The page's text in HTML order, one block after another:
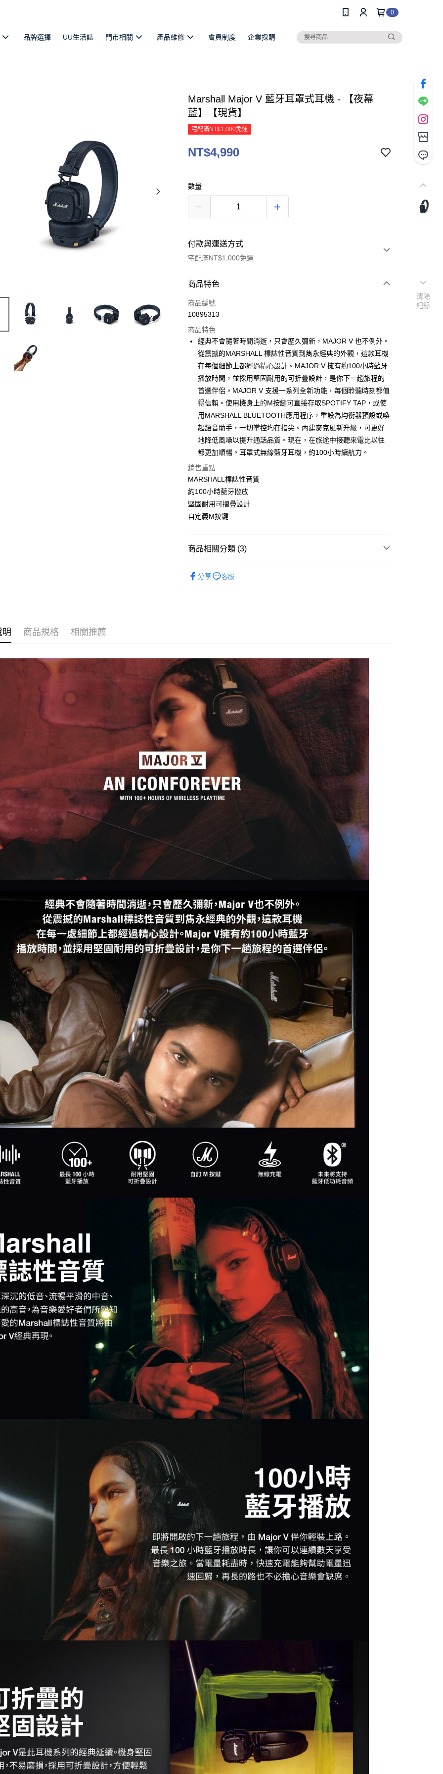
0
品牌選擇 UU生活誌 門市相關 產品維修 會員制度 企業採購
Marshall Major V 藍牙耳罩式耳機 - 【夜幕
藍】【現貨】
宅配滿NT$1,000免運
NT$4,990
數量
付款與運送方式
宅配滿NT$1,000免運
付款方式
信用卡一次付款
3 期 0 利率 每期NT$1,663 21家銀行
合作金庫商業銀行
第一商業銀行
華南商業銀行
彰化商業銀行
國泰世華商業銀行
兆豐國際商業銀行
臺灣中小企業銀行
台中商業銀行
匯豐（台灣）商業銀行
華泰商業銀行
聯邦商業銀行
遠東國際商業銀行
元大商業銀行
永豐商業銀行
台新國際商業銀行
中國信託商業銀行
台灣樂天信用卡公司
6 期 0 利率 每期NT$831 21家銀行
合作金庫商業銀行
第一商業銀行
華南商業銀行
彰化商業銀行
上海商業儲蓄銀行
台北富邦商業銀行
臺灣中小企業銀行
台中商業銀行
匯豐（台灣）商業銀行
華泰商業銀行
聯邦商業銀行
遠東國際商業銀行
元大商業銀行
永豐商業銀行
玉山商業銀行
星展（台灣）商業銀行
台灣樂天信用卡公司
LINE Pay
Apple Pay
ATM付款
運送方式
黑貓宅急便
每筆NT$120，滿NT$1,000(含以上)免運費
黑貓宅配(離島)
每筆NT$250，滿NT$2,000(含以上)免運費
付款後門市自取
商品特色
商品編號
10895313
商品特色
經典不會隨著時間消逝，只會歷久彌新，MAJOR V 也不例外。
從震撼的MARSHALL 標誌性音質到雋永經典的外觀，這款耳機
在每個細節上都經過精心設計。MAJOR V 擁有約100小時藍牙
播放時間，並採用堅固耐用的可折疊設計，是你下一趟旅程的
首選伴侶。MAJOR V 支援一系列全新功能，每個聆聽時刻都值
得信賴。使用機身上的M按鍵可直接存取SPOTIFY TAP，或使
用MARSHALL BLUETOOTH應用程序，重設為均衡器預設或喚
起語音助手，一切掌控均在指尖。內建麥克風新升級，可更好
地降低風噪以提升通話品質。現在，在旅途中接聽來電比以往
都更加順暢。耳罩式無線藍牙耳機，約100小時續航力。
銷售重點
MARSHALL標誌性音質
約100小時藍牙撥放
堅固耐用可摺疊設計
自定義M按鍵
商品相關分類 (3)
分享 客服
明 商品規格 相關推薦
清除
紀錄